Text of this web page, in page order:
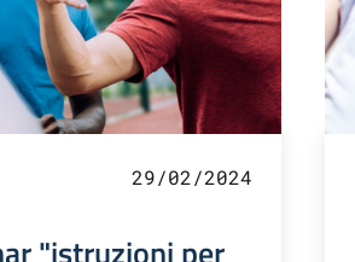
29/02/2024